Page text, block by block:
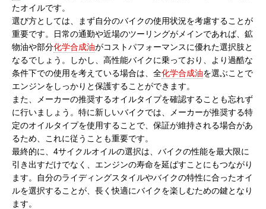
たオイルです。
選び方としては、まず自分のバイクの使用状況を考慮することが
重要です。日常の通勤や近場のツーリングがメインであれば、鉱
物油や部分化学合成油がコストパフォーマンスに優れた選択肢と
なるでしょう。しかし、高性能バイクに乗っており、より過酷な
条件下での使用を考えている場合は、全化学合成油を選ぶことで
エンジンをしっかりと保護することができます。
また、メーカーの推奨するオイルタイプを確認することも忘れず
に行いましょう。特に新しいバイクでは、メーカーが推奨する特
定のオイルタイプを使用することで、保証が維持される場合があ
るため、これに従うことも重要です。
最終的に、4サイクルオイルの選択は、バイクの性能を最大限に
引き出すだけでなく、エンジンの寿命を延ばすことにもつながり
ます。自分のライディングスタイルやバイクの特性に合ったオイ
ルを選択することが、長く快適にバイクを楽しむための鍵となり
ます。